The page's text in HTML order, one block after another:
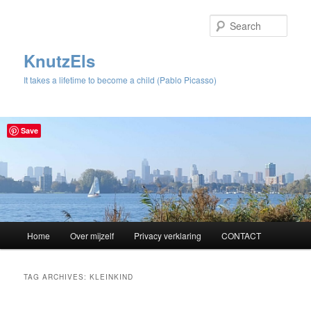
KnutzEls
It takes a lifetime to become a child (Pablo Picasso)
Skip
Skip
Home Over mijzelf Privacy verklaring CONTACT
TAG ARCHIVES:KLEINKIND
Save